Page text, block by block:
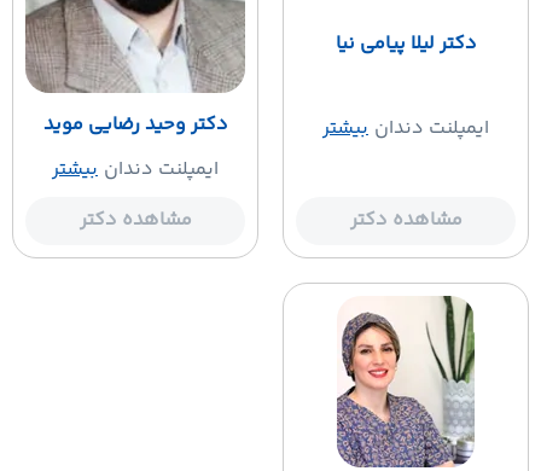
دکتر لیلا پیامی نیا
ایمپلنت دندان بیشتر
مشاهده دکتر
دکتر وحید رضایی موید
ایمپلنت دندان بیشتر
مشاهده دکتر